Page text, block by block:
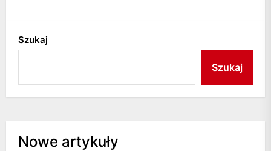
Szukaj
Szukaj
Nowe artykuły